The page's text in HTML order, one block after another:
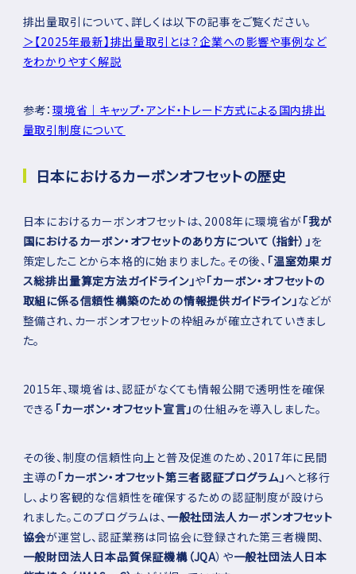
排出量取引について、詳しくは以下の記事をご覧ください。
＞【2025年最新】排出量取引とは？企業への影響や事例など
をわかりやすく解説
参考：環境省｜キャップ・アンド・トレード方式による国内排出
量取引制度について
日本におけるカーボンオフセットの歴史
日本におけるカーボンオフセットは、2008年に環境省が「我が
国におけるカーボン・オフセットのあり方について（指針）」を
策定したことから本格的に始まりました。その後、 「温室効果ガ
ス総排出量算定方法ガイドライン」や「カーボン・オフセットの
取組に係る信頼性構築のための情報提供ガイドライン」などが
整備され、カーボンオフセットの枠組みが確立されていきまし
た。
2015年、環境省は、認証がなくても情報公開で透明性を確保
できる 「カーボン・オフセット宣言」の仕組みを導入しました。
その後、制度の信頼性向上と普及促進のため、2017年に民間
主導の「カーボン・オフセット第三者認証プログラム」へと移行
し、より客観的な信頼性を確保するための認証制度が設けら
れました。このプログラムは、 一般社団法人カーボンオフセット
協会が運営し、認証業務は同協会に登録された第三者機関、
一般財団法人日本品質保証機構（JQA）や一般社団法人日本